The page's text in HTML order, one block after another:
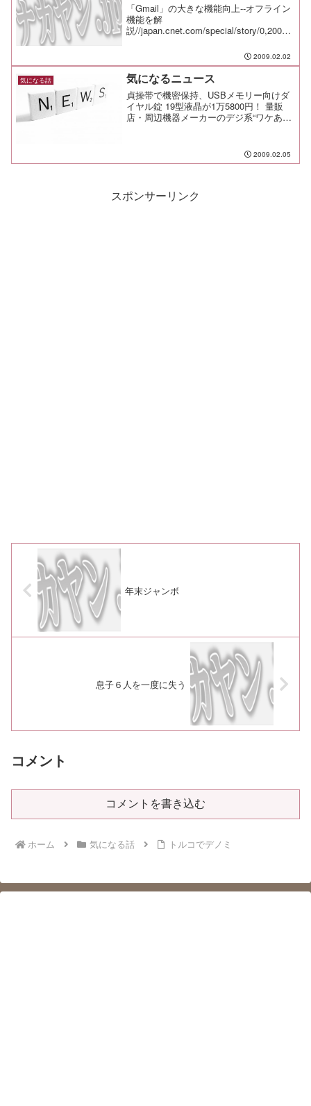
「Gmail」の大きな機能向上--オフライン
機能を解
説//japan.cnet.com/special/story/0,20000
SNS「ツツヌケ」--幽霊ユーザー生まな
い仕掛け//ja...
2009.02.02
気になる話 気になるニュース
貞操帯で機密保持、USBメモリー向けダ
イヤル錠 19型液晶が1万5800円！ 量販
店・周辺機器メーカーのデジ系“ワケあり
2009.02.05
スポンサーリンク
年末ジャンボ
息子６人を一度に失う
コメント
コメントを書き込む
ホーム 気になる話 トルコでデノミ